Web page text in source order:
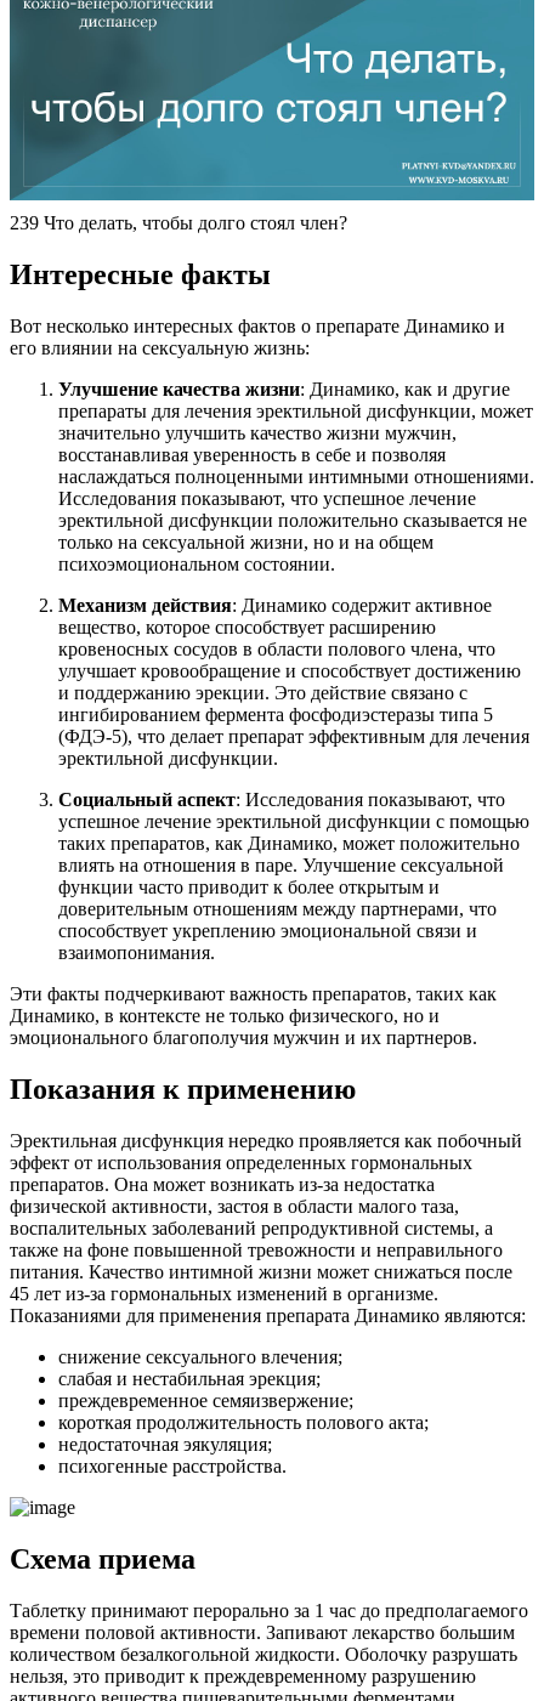
239 Что делать, чтобы долго стоял член?
Интересные факты
Вот несколько интересных фактов о препарате Динамико и
его влиянии на сексуальную жизнь:
Улучшение качества жизни: Динамико, как и другие
препараты для лечения эректильной дисфункции, может
значительно улучшить качество жизни мужчин,
восстанавливая уверенность в себе и позволяя
наслаждаться полноценными интимными отношениями.
Исследования показывают, что успешное лечение
эректильной дисфункции положительно сказывается не
только на сексуальной жизни, но и на общем
психоэмоциональном состоянии.
Механизм действия: Динамико содержит активное
вещество, которое способствует расширению
кровеносных сосудов в области полового члена, что
улучшает кровообращение и способствует достижению
и поддержанию эрекции. Это действие связано с
ингибированием фермента фосфодиэстеразы типа 5
(ФДЭ-5), что делает препарат эффективным для лечения
эректильной дисфункции.
Социальный аспект: Исследования показывают, что
успешное лечение эректильной дисфункции с помощью
таких препаратов, как Динамико, может положительно
влиять на отношения в паре. Улучшение сексуальной
функции часто приводит к более открытым и
доверительным отношениям между партнерами, что
способствует укреплению эмоциональной связи и
взаимопонимания.
Эти факты подчеркивают важность препаратов, таких как
Динамико, в контексте не только физического, но и
эмоционального благополучия мужчин и их партнеров.
Показания к применению
Эректильная дисфункция нередко проявляется как побочный
эффект от использования определенных гормональных
препаратов. Она может возникать из-за недостатка
физической активности, застоя в области малого таза,
воспалительных заболеваний репродуктивной системы, а
также на фоне повышенной тревожности и неправильного
питания. Качество интимной жизни может снижаться после
45 лет из-за гормональных изменений в организме.
Показаниями для применения препарата Динамико являются:
снижение сексуального влечения;
слабая и нестабильная эрекция;
преждевременное семяизвержение;
короткая продолжительность полового акта;
недостаточная эякуляция;
психогенные расстройства.
Схема приема
Таблетку принимают перорально за 1 час до предполагаемого
времени половой активности. Запивают лекарство большим
количеством безалкогольной жидкости. Оболочку разрушать
нельзя, это приводит к преждевременному разрушению